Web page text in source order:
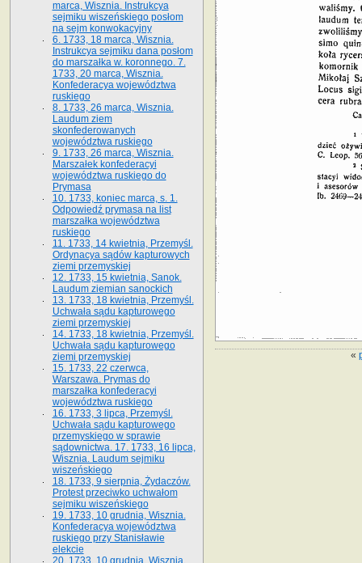
«
marca, Wisznia. Instrukcya
sejmiku wiszeńskiego posłom
na sejm konwokacyjny
6. 1733, 18 marca, Wisznia.
Instrukcya sejmiku dana posłom
do marszałka w. koronnego. 7.
1733, 20 marca, Wisznia.
Konfederacya województwa
ruskiego
8. 1733, 26 marca, Wisznia.
Laudum ziem
skonfederowanych
województwa ruskiego
9. 1733, 26 marca, Wisznia.
Marszałek konfederacyi
województwa ruskiego do
Prymasa
10. 1733, koniec marca, s. 1.
Odpowiedź prymasa na list
marszałka województwa
ruskiego
11. 1733, 14 kwietnia, Przemyśl.
Ordynacya sądów kapturowych
ziemi przemyskiej
12. 1733, 15 kwietnia, Sanok.
Laudum ziemian sanockich
13. 1733, 18 kwietnia, Przemyśl.
Uchwała sądu kapturowego
ziemi przemyskiej
14. 1733, 18 kwietnia, Przemyśl.
Uchwała sądu kapturowego
ziemi przemyskiej
15. 1733, 22 czerwca,
Warszawa. Prymas do
marszałka konfederacyi
województwa ruskiego
16. 1733, 3 lipca, Przemyśl.
Uchwała sądu kapturowego
przemyskiego w sprawie
sądownictwa. 17. 1733, 16 lipca,
Wisznia. Laudum sejmiku
wiszeńskiego
18. 1733, 9 sierpnia, Żydaczów.
Protest przeciwko uchwałom
sejmiku wiszeńskiego
19. 1733, 10 grudnia, Wisznia.
Konfederacya województwa
ruskiego przy Stanisławie
elekcie
20. 1733, 10 grudnia, Wisznia.